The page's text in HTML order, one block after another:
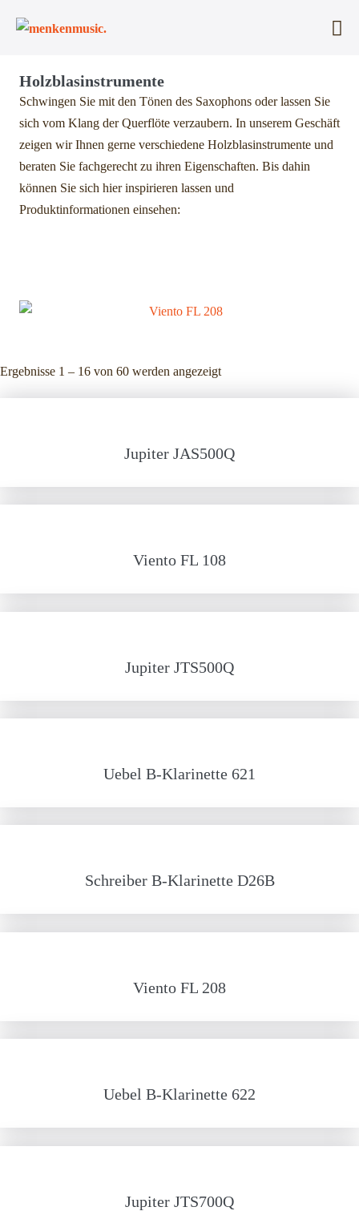
Inhalt
Holzblasinstrumente
Schwingen Sie mit den Tönen des Saxophons oder lassen Sie
sich vom Klang der Querflöte verzaubern. In unserem Geschäft
zeigen wir Ihnen gerne verschiedene Holzblasinstrumente und
beraten Sie fachgerecht zu ihren Eigenschaften. Bis dahin
können Sie sich hier inspirieren lassen und
Produktinformationen einsehen:
Ergebnisse 1 – 16 von 60 werden angezeigt
Jupiter JAS500Q
Viento FL 108
Jupiter JTS500Q
Uebel B-Klarinette 621
Schreiber B-Klarinette D26B
Viento FL 208
Uebel B-Klarinette 622
Jupiter JTS700Q